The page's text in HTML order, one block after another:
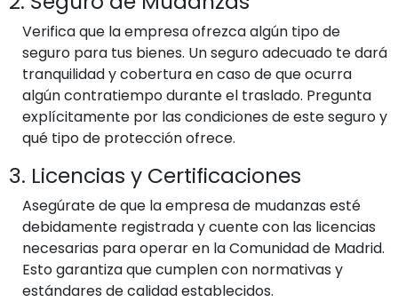
Verifica que la empresa ofrezca algún tipo de
seguro para tus bienes. Un seguro adecuado te dará
tranquilidad y cobertura en caso de que ocurra
algún contratiempo durante el traslado. Pregunta
explícitamente por las condiciones de este seguro y
qué tipo de protección ofrece.
3. Licencias y Certificaciones
Asegúrate de que la empresa de mudanzas esté
debidamente registrada y cuente con las licencias
necesarias para operar en la Comunidad de Madrid.
Esto garantiza que cumplen con normativas y
estándares de calidad establecidos.